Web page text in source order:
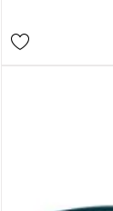
fatigue
d'une monture
de charnières